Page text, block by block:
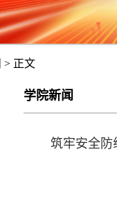
> 正文
学院新闻
筑牢安全